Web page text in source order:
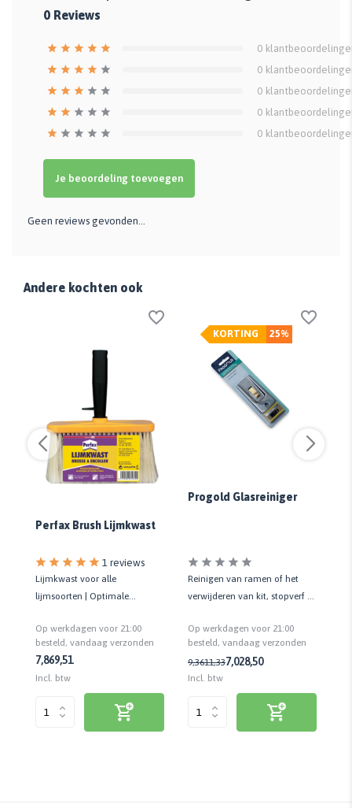
0 Reviews
0
0
0
0
0
Je beoordeling toevoegen
Geen reviews gevonden...
Andere kochten ook
Perfax Brush Lijmkwast
1 reviews
Lijmkwast voor alle
lijmsoorten | Optimale
Op werkdagen voor 21:00
besteld, vandaag verzonden
7,869,51
Incl. btw
25%
KORTING
Progold Glasreiniger
Reinigen van ramen of het
verwijderen van kit, stopverf of
Op werkdagen voor 21:00
besteld, vandaag verzonden
9,3611,337,028,50
Incl. btw